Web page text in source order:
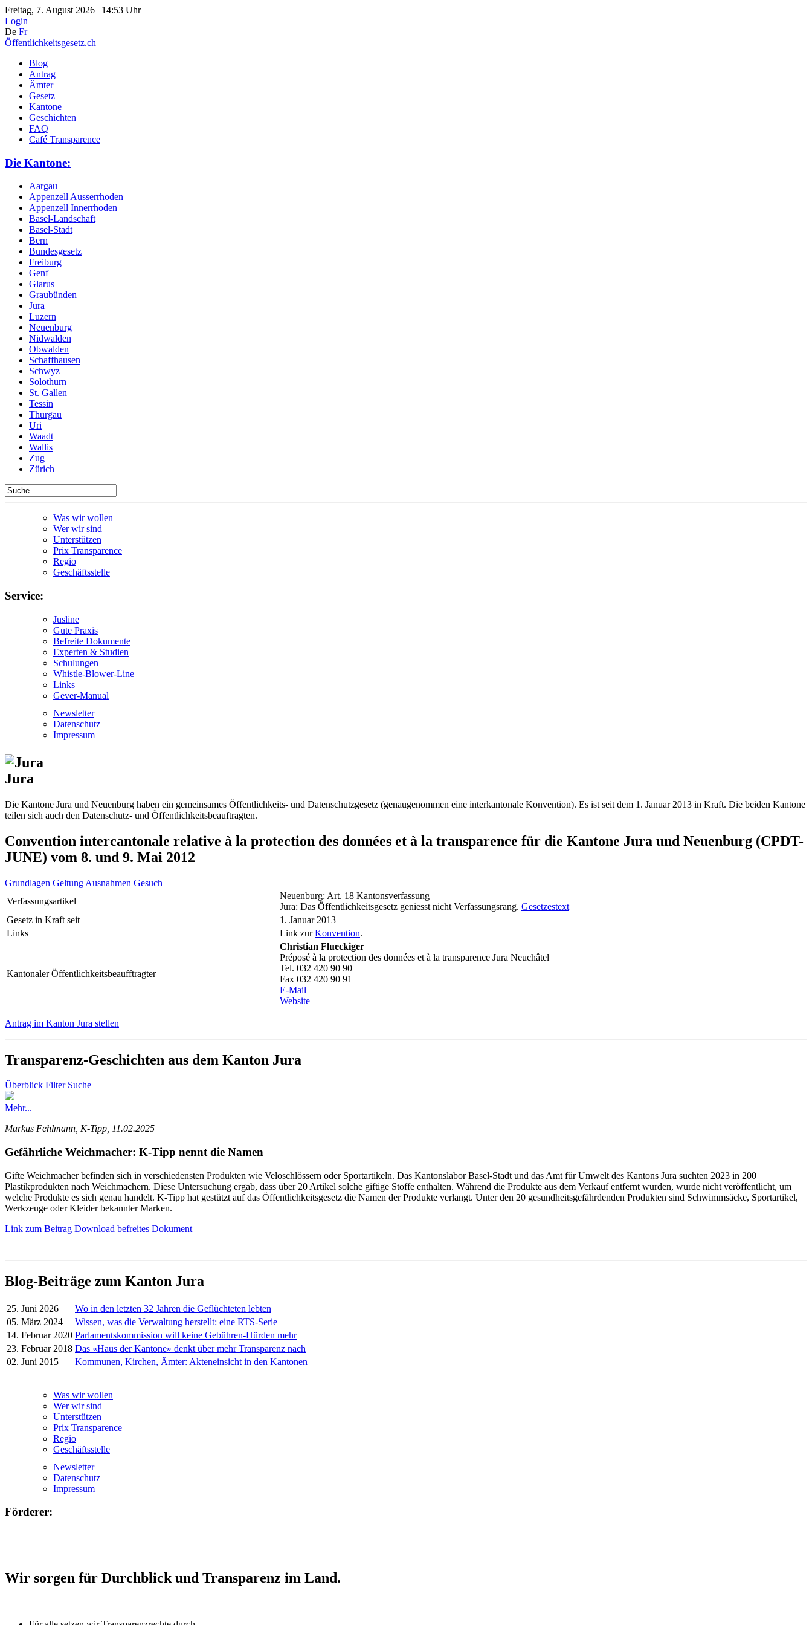
Freitag, 7. August 2026 | 14:53 Uhr
Login
De Fr
Öffentlichkeitsgesetz.ch
Blog
Antrag
Ämter
Gesetz
Kantone
Geschichten
FAQ
Café Transparence
Die Kantone:
Aargau
Appenzell Ausserrhoden
Appenzell Innerrhoden
Basel-Landschaft
Basel-Stadt
Bern
Bundesgesetz
Freiburg
Genf
Glarus
Graubünden
Jura
Luzern
Neuenburg
Nidwalden
Obwalden
Schaffhausen
Schwyz
Solothurn
St. Gallen
Tessin
Thurgau
Uri
Waadt
Wallis
Zug
Zürich
Was wir wollen
Wer wir sind
Unterstützen
Prix Transparence
Regio
Geschäftsstelle
Service:
Jusline
Gute Praxis
Befreite Dokumente
Experten & Studien
Schulungen
Whistle-Blower-Line
Links
Gever-Manual
Newsletter
Datenschutz
Impressum
Jura
Die Kantone Jura und Neuenburg haben ein gemeinsames Öffentlichkeits- und Datenschutzgesetz (genaugenommen eine interkantonale Konvention). Es ist seit dem 1. Januar 2013 in Kraft. Die beiden Kantone
teilen sich auch den Datenschutz- und Öffentlichkeitsbeauftragten.
Convention intercantonale relative à la protection des données et à la transparence für die Kantone Jura und Neuenburg (CPDT-
JUNE) vom 8. und 9. Mai 2012
Grundlagen Geltung Ausnahmen Gesuch
Verfassungsartikel
Neuenburg: Art. 18 Kantonsverfassung
Jura: Das Öffentlichkeitsgesetz geniesst nicht Verfassungsrang. Gesetzestext
Gesetz in Kraft seit
1. Januar 2013
Links
Link zurKonvention.
Kantonaler Öffentlichkeitsbeaufftragter
Christian Flueckiger
Préposé à la protection des données et à la transparence Jura Neuchâtel
Tel. 032 420 90 90
Fax 032 420 90 91
E-Mail
Website
Antrag im Kanton Jura stellen
Transparenz-Geschichten aus dem Kanton Jura
Überblick Filter Suche
Mehr...
Markus Fehlmann, K-Tipp, 11.02.2025
Gefährliche Weichmacher: K-Tipp nennt die Namen
Gifte Weichmacher befinden sich in verschiedensten Produkten wie Veloschlössern oder Sportartikeln. Das Kantonslabor Basel-Stadt und das Amt für Umwelt des Kantons Jura suchten 2023 in 200
Plastikprodukten nach Weichmachern. Diese Untersuchung ergab, dass über 20 Artikel solche giftige Stoffe enthalten. Während die Produkte aus dem Verkauf entfernt wurden, wurde nicht veröffentlicht, um
welche Produkte es sich genau handelt. K-Tipp hat gestützt auf das Öffentlichkeitsgesetz die Namen der Produkte verlangt. ­Unter den 20 gesundheits­ge­fähr­denden Produkten sind Schwimmsäcke, Sport­arti­kel,
Werkzeuge oder Kleider bekannter Marken.
Link zum Beitrag Download befreites Dokument
Blog-Beiträge zum Kanton Jura
25. Juni 2026
Wo in den letzten 32 Jahren die Geflüchteten lebten
05. März 2024
Wissen, was die Verwaltung herstellt: eine RTS-Serie
14. Februar 2020 Parlamentskommission will keine Gebühren-Hürden mehr
23. Februar 2018 Das «Haus der Kantone» denkt über mehr Transparenz nach
02. Juni 2015
Kommunen, Kirchen, Ämter: Akteneinsicht in den Kantonen
Was wir wollen
Wer wir sind
Unterstützen
Prix Transparence
Regio
Geschäftsstelle
Newsletter
Datenschutz
Impressum
Förderer:
Wir sorgen für Durchblick und Transparenz im Land.